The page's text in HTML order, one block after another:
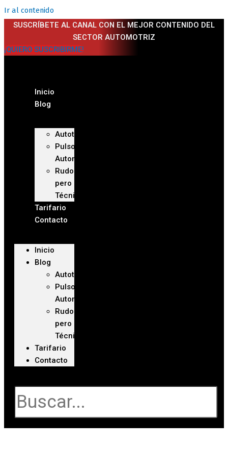
Ir al contenido
SUSCRÍBETE AL CANAL CON EL MEJOR CONTENIDO DEL
SECTOR AUTOMOTRIZ
¡QUIERO SUSCRIBIRME!
Inicio
Blog
Autoteca
Pulso
Automotriz
Rudo
pero
Técnico
Tarifario
Contacto
Inicio
Blog
Autoteca
Pulso
Automotriz
Rudo
pero
Técnico
Tarifario
Contacto